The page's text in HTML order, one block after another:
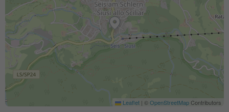
Leaflet | ©OpenStreetMapContributors